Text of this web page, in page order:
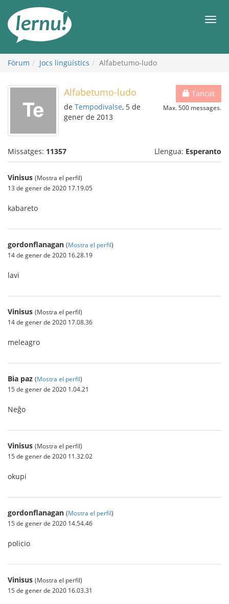
contingut
Fòrum Jocs lingüístics Alfabetumo-ludo
Tancat
Max. 500 messages.
Alfabetumo-ludo
de Tempodivalse, 5 de
gener de 2013
Missatges: 11357 Llengua: Esperanto
Vinisus (Mostra el perfil)
13 de gener de 2020 17.19.05
kabareto
gordonflanagan (Mostra el perfil)
14 de gener de 2020 16.28.19
lavi
Vinisus (Mostra el perfil)
14 de gener de 2020 17.08.36
meleagro
Bia paz (Mostra el perfil)
15 de gener de 2020 1.04.21
Neĝo
Vinisus (Mostra el perfil)
15 de gener de 2020 11.32.02
okupi
gordonflanagan (Mostra el perfil)
15 de gener de 2020 14.54.46
policio
Vinisus (Mostra el perfil)
15 de gener de 2020 16.03.31